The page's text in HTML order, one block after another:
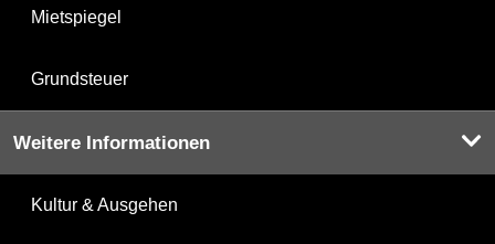
Mietspiegel
Grundsteuer
Weitere Informationen
Kultur & Ausgehen